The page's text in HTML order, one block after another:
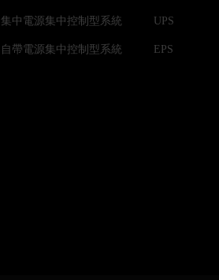
集中電源集中控制型系統
自帶電源集中控制型系統
UPS
EPS